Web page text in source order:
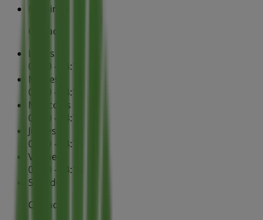
Domingo
Cerrado
Lunes
08:30 - 14:15
Martes
08:30 - 14:15
Miércoles
08:30 - 14:15
Jueves
08:30 - 14:15
Viernes
08:30 - 14:15
Sábado
Cerrado